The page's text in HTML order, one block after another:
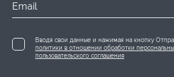
Email
Вводя свои данные и нажимая на кнопку
политики в отношении обработки
пользовательского соглашения